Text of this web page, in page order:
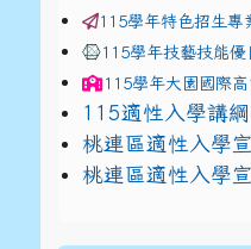
115學年特色招生專
115學年技藝技能優
115學年大園國際高
115適性入學講綱
link to https://
桃連區適性入學
link to https://
桃連區適性入學